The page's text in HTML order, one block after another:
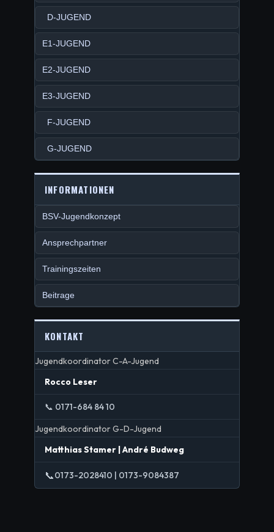
D-JUGEND
E1-JUGEND
E2-JUGEND
E3-JUGEND
F-JUGEND
G-JUGEND
INFORMATIONEN
BSV-Jugendkonzept
Ansprechpartner
Trainingszeiten
Beitrage
KONTAKT
Jugendkoordinator C-A-Jugend
Rocco Leser
📞 0171-684 84 10
Jugendkoordinator G-D-Jugend
Matthias Stamer | André Budweg
📞0173-2028410 | 0173-9084387